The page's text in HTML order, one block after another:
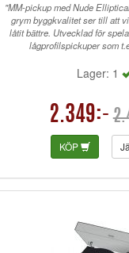
"MM-pickup med Nude
grym byggkvalitet ser till att
låtit bättre. Utvecklad för
lågprofilspickuper som
Lager: 1
2.349:-
KÖP